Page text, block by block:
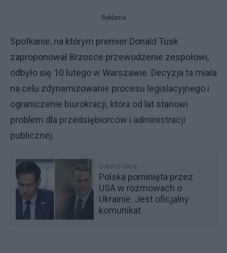
Reklama
Spotkanie, na którym premier Donald Tusk
zaproponował Brzosce przewodzenie zespołowi,
odbyło się 10 lutego w Warszawie. Decyzja ta miała
na celu zdynamizowanie procesu legislacyjnego i
ograniczenie biurokracji, która od lat stanowi
problem dla przedsiębiorców i administracji
publicznej.
Zobacz także
Polska pominięta przez
USA w rozmowach o
Ukrainie. Jest oficjalny
komunikat